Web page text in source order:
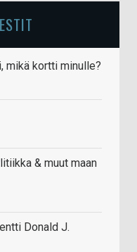
mikä kortti minulle?
& muut maan
Donald J.